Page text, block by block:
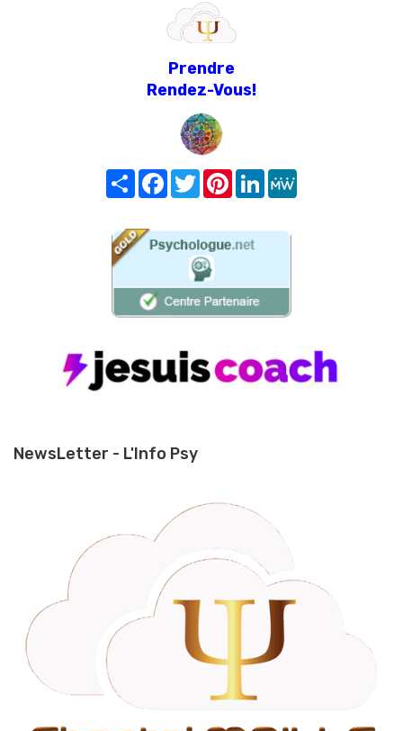
Prendre
Rendez-Vous!
Share FacebookTwitterPinterest
LinkedIn
NewsLetter - L'Info Psy